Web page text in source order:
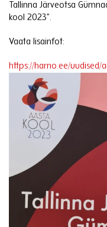
Tallinna Järveotsa
kool 2023”.
Vaata lisainfot:
https://harno.ee/